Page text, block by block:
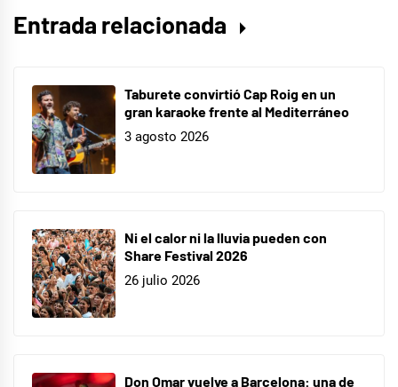
Entrada relacionada
Taburete convirtió Cap Roig en un
gran karaoke frente al Mediterráneo
3 agosto 2026
Ni el calor ni la lluvia pueden con
Share Festival 2026
26 julio 2026
Don Omar vuelve a Barcelona: una de